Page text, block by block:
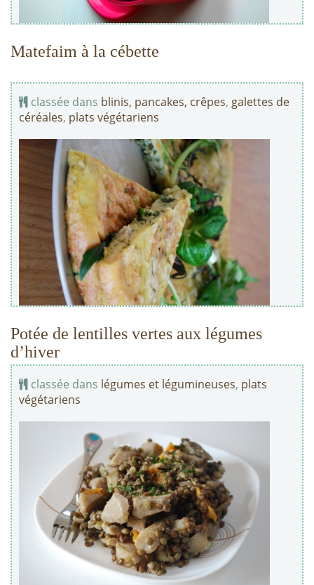
Matefaim à la cébette
classée dans blinis, pancakes, crêpes, galettes de
céréales, plats végétariens
Potée de lentilles vertes aux légumes
d’hiver
classée dans légumes et légumineuses, plats
végétariens